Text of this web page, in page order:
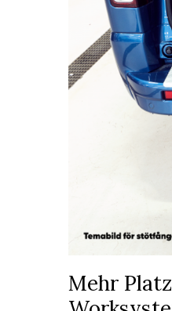
Mehr